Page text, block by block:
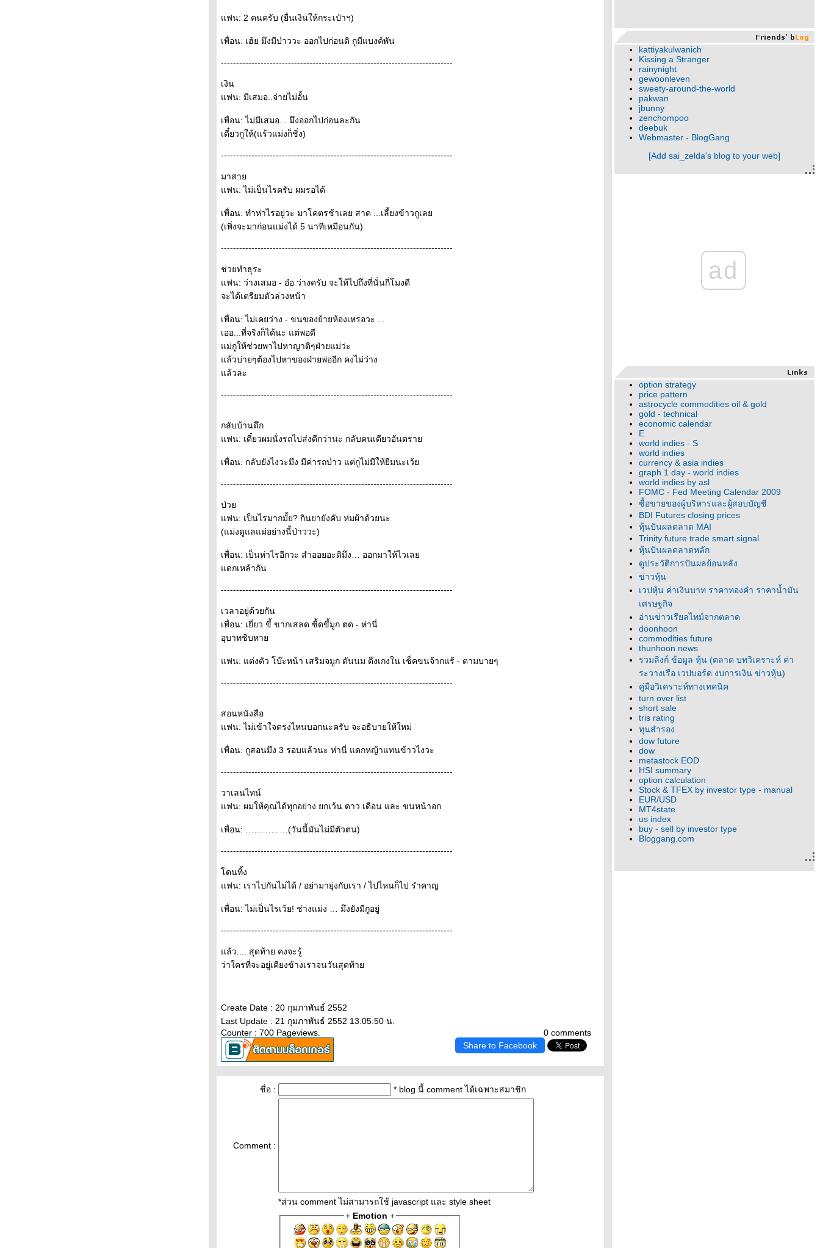
ฟน: 2 คนครับ (ยื่นเงินให้กระเป๋าฯ)
เพื่อน: เฮ้ย มึงมีป่าววะ ออกไปก่อนดิ กูมีแบงค์พัน
----------------------------------------------------------------------------
เงิน
ฟน: มีเสมอ..จ่ายไม่อั้น
เพื่อน: ไม่มีเสมอ... มึงออกไปก่อนละกัน
เดี๋ยวกูให้(แร้วแม่งก็ชิ่ง)
----------------------------------------------------------------------------
มาสา
ฟน: ไม่เป็นไรครับ ผมรอได้
เพื่อน: ทำห่าไรอยู่วะ มาโคตรช้าเลย สาด ...เลี้ยงข้าวกูเล
(เพิ่งจะมาก่อนแม่งได้ 5 นาทีเหมือนกัน)
----------------------------------------------------------------------------
ช่วยทำธุระ
ฟน: ว่างเสมอ - อ๋อ ว่างครับ จะให้ไปถึงที่นั่นกี่โมงดี
จะได้เตรียมตัวล่วงหน้า
เพื่อน: ไม่เคยว่าง - ขนของย้ายห้องเหรอวะ ...
เออ...ที่จริงก็ได้นะ แต่พอดี
ม่กูให้ช่วยพาไปหาญาติๆฝ่ายแม่ว่ะ
ล้วบ่ายๆต้องไปหาของฝ่ายพ่ออีก คงไม่ว่าง
ล้วละ
----------------------------------------------------------------------------
กลับบ้านดึก
ฟน: เดี๋ยวผมนั่งรถไปส่งดีกว่านะ กลับคนเดียวอันตรา
เพื่อน: กลับยังไงวะมึง มีค่ารถป่าว แต่กูไม่มีให้ยืมนะเว้
----------------------------------------------------------------------------
ป่ว
ฟน: เป็นไรมากมั้ย? กินยายังคับ ห่มผ้าด้วยนะ
(แม่งดูแลแม่อย่างนี้ป่าววะ)
เพื่อน: เป็นห่าไรอีกวะ สำออยอะดิมึง… ออกมาให้ไวเล
ดกเหล้ากัน
----------------------------------------------------------------------------
เวลาอยู่ด้วยกัน
เพื่อน: เยี่ยว ขี้ ขากเสลด ซื้ดขี้มูก ตด - ห่านี่
อุบาทชิบหา
ฟน: แต่งตัว โบ๊ะหน้า เสริมจมูก ดันนม ดึงเกงใน เช็คขนจ้ากแร้ - ตามบายๆ
----------------------------------------------------------------------------
สอนหนังสือ
ฟน: ไม่เข้าใจตรงไหนบอกนะครับ จะอธิบายให้ใหม่
เพื่อน: กูสอนมึง 3 รอบแล้วนะ ห่านี่ แดกหญ้าแทนข้าวไงวะ
----------------------------------------------------------------------------
วาเลนไทน์
ฟน: ผมให้คุณได้ทุกอย่าง ยกเว้น ดาว เดือน และ ขนหน้าอก
เพื่อน: ……………(วันนี้มันไม่มีตัวตน)
----------------------------------------------------------------------------
ดนทิ้ง
ฟน: เราไปกันไม่ได้ / อย่ามายุ่งกับเรา / ไปไหนก็ไป รำคาญ
เพื่อน: ไม่เป็นไรเว้ย! ช่างแม่ง … มึงยังมีกูอยู่
----------------------------------------------------------------------------
ล้ว.... สุดท้าย คงจะรู้
ว่าใครที่จะอยู่เคียงข้างเราจนวันสุดท้า
Create Date : 20 กุมภาพันธ์ 2552
Last Update : 21 กุมภาพันธ์ 2552 13:05:50 น.
0 comments
Counter : 700 Pageviews.
Share to Facebook
ชื่อ : * blog นี้ comment ได้เฉพาะสมาชิก
Comment :
*ส่วน comment ไม่สามารถใช้ javascript และ style sheet
+ Emotion +
kattiyakulwanich
Kissing a Stranger
rainynight
gewoonleven
sweety-around-the-world
pakwan
jbunny
zenchompoo
deebuk
Webmaster - BlogGang
[Add sai_zelda's blog to your web]
ad
option strategy
price pattern
astrocycle commodities oil & gold
gold - technical
economic calendar
E
world indies - S
world indies
currency & asia indies
graph 1 day - world indies
world indies by asl
FOMC - Fed Meeting Calendar 2009
ซื้อขายของผู้บริหารและผู้สอบบัญชี
BDI Futures closing prices
หุ้นปันผลตลาด MAI
Trinity future trade smart signal
หุ้นปันผลตลาดหลัก
ดูประวัติการปันผลย้อนหลัง
ข่าวหุ้น
เวปหุ้น ค่าเงินบาท ราคาทองคำ ราคาน้ำมัน
เศรษฐกิจ
อ่านข่าวเรียลไทม์จากตลาด
doonhoon
commodities future
thunhoon news
รวมลิงก์ ข้อมูล หุ้น (ตลาด บทวิเคราะห์ ค่า
ระวางเรือ เวปบอร์ด งบการเงิน ข่าวหุ้น)
คู่มือวิเคราะห์ทางเทคนิค
turn over list
short sale
tris rating
ทุนสำรอง
dow future
dow
metastock EOD
HSI summary
option calculation
Stock & TFEX by investor type - manual
EUR/USD
MT4state
us index
buy - sell by investor type
Bloggang.com